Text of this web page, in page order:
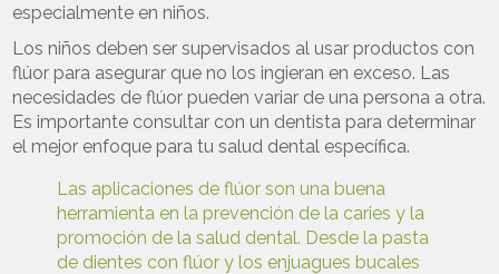
especialmente en niños.
Los niños deben ser supervisados al usar productos con
flúor para asegurar que no los ingieran en exceso. Las
necesidades de flúor pueden variar de una persona a otra.
Es importante consultar con un dentista para determinar
el mejor enfoque para tu salud dental específica.
Las aplicaciones de flúor son una buena
herramienta en la prevención de la caries y la
promoción de la salud dental. Desde la pasta
de dientes con flúor y los enjuagues bucales